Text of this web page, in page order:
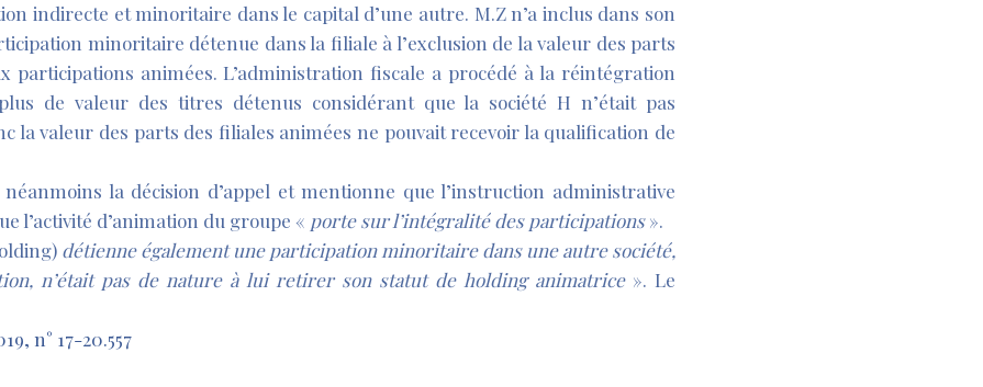
indirecte et minoritaire dans le capital d’une autre. M.Z n’a inclus dans son
minoritaire détenue dans la filiale à l’exclusion de la valeur des parts
participations animées. L’administration fiscale a procédé à la réintégration
de valeur des titres détenus considérant que la société H n’était pas
la valeur des parts des filiales animées ne pouvait recevoir la qualification de
la décision d’appel et mentionne que l’instruction administrative
l’activité d’animation du groupe « porte sur l’intégralité des participations».
détienne également une participation minoritaire dans une autre société,
n’était pas de nature à lui retirer son statut de holding animatrice ». Le
n° 17-20.557